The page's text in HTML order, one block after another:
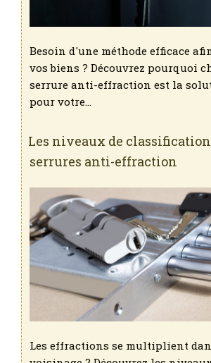
Besoin d'une méthode efficace
vos biens ? Découvrez pourquoi
serrure anti-effraction est la
pour votre…
Les niveaux de classification
serrures anti-effraction
Les effractions se multiplient